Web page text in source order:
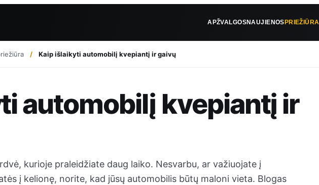
APŽVALGOSNAUJIENOSPRIEŽIŪRA
Kaip išlaikyti automobilį kvepiantį ir gaivų
automobilį kvepiantį ir
kurioje praleidžiate daug laiko. Nesvarbu, ar važiuojate į
į kelionę, norite, kad jūsų automobilis būtų maloni vieta. Blogas